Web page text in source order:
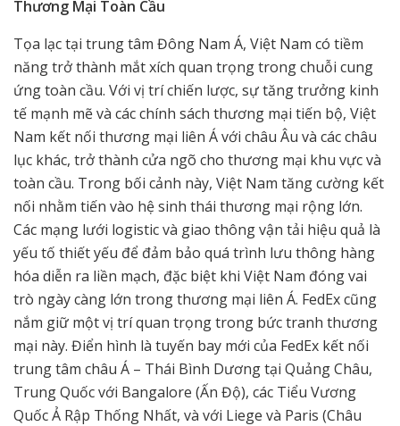
Thương Mại Toàn Cầu
Tọa lạc tại trung tâm Đông Nam Á, Việt Nam có tiềm
năng trở thành mắt xích quan trọng trong chuỗi cung
ứng toàn cầu. Với vị trí chiến lược, sự tăng trưởng kinh
tế mạnh mẽ và các chính sách thương mại tiến bộ, Việt
Nam kết nối thương mại liên Á với châu Âu và các châu
lục khác, trở thành cửa ngõ cho thương mại khu vực và
toàn cầu. Trong bối cảnh này, Việt Nam tăng cường kết
nối nhằm tiến vào hệ sinh thái thương mại rộng lớn.
Các mạng lưới logistic và giao thông vận tải hiệu quả là
yếu tố thiết yếu để đảm bảo quá trình lưu thông hàng
hóa diễn ra liền mạch, đặc biệt khi Việt Nam đóng vai
trò ngày càng lớn trong thương mại liên Á. FedEx cũng
nắm giữ một vị trí quan trọng trong bức tranh thương
mại này. Điển hình là tuyến bay mới của FedEx kết nối
trung tâm châu Á – Thái Bình Dương tại Quảng Châu,
Trung Quốc với Bangalore (Ấn Độ), các Tiểu Vương
Quốc Ả Rập Thống Nhất, và với Liege và Paris (Châu